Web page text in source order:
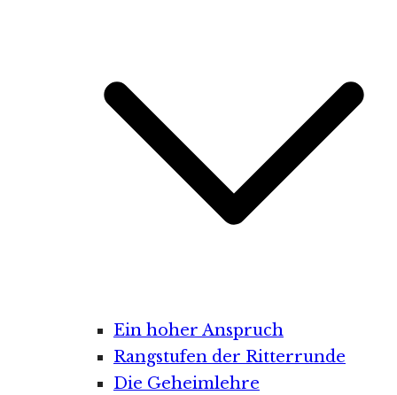
Ein hoher Anspruch
Rangstufen der Ritterrunde
Die Geheimlehre